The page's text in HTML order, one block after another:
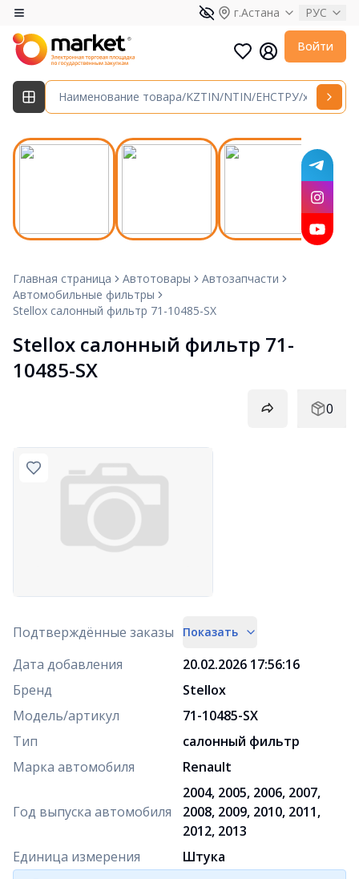
г.Астана РУС
Войти
Главная страница Автотовары
Автозапчасти
Автомобильные фильтры
Stellox салонный фильтр 71-10485-SX
Stellox салонный фильтр 71-
10485-SX
0
Подтверждённые заказы Показать
Дата добавления
20.02.2026 17:56:16
Бренд
Stellox
Модель/артикул
71-10485-SX
Тип
салонный фильтр
Марка автомобиля
Renault
Год выпуска автомобиля
2004, 2005, 2006, 2007,
2008, 2009, 2010, 2011,
2012, 2013
Единица измерения
Штука